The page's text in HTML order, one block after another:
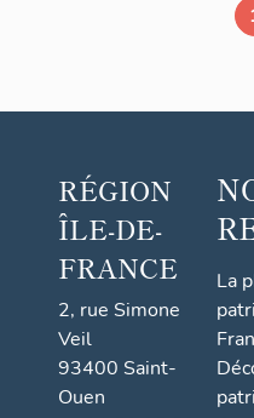
RÉGION
ÎLE-DE-
FRANCE
2, rue Simone
Veil
93400 Saint-
Ouen
La